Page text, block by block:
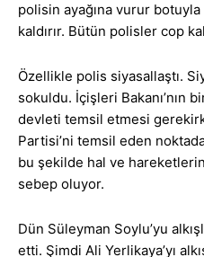
polisin ayağına vurur
kaldırır. Bütün polisler cop
Özellikle polis siyasallaştı.
sokuldu. İçişleri Bakanı’nın
devleti temsil etmesi
Partisi’ni temsil eden
bu şekilde hal ve
sebep oluyor.
Dün Süleyman Soylu’yu
etti. Şimdi Ali Yerlikaya’yı